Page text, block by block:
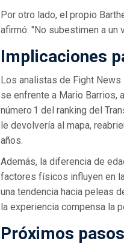
Por otro lado, el propio
afirmó: "No subestimen a un
Implicaciones
Los analistas de Fight
se enfrente a Mario Barrios,
número 1 del ranking del
le devolvería al mapa,
años.
Además, la diferencia de
factores físicos influyen en
una tendencia hacia peleas
la experiencia compensa la
Próximos